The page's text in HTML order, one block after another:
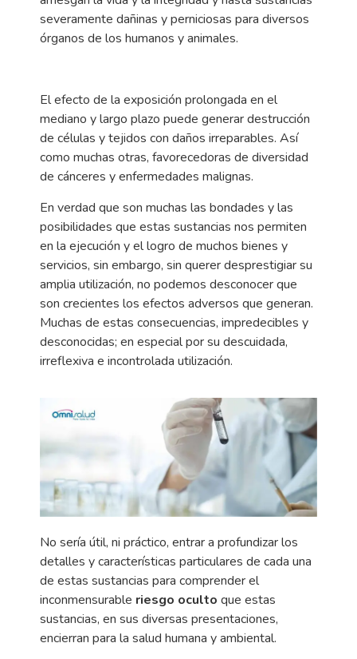
severamente dañinas y perniciosas para diversos
órganos de los humanos y animales.
El efecto de la exposición prolongada en el
mediano y largo plazo puede generar destrucción
de células y tejidos con daños irreparables. Así
como muchas otras, favorecedoras de diversidad
de cánceres y enfermedades malignas.
En verdad que son muchas las bondades y las
posibilidades que estas sustancias nos permiten
en la ejecución y el logro de muchos bienes y
servicios, sin embargo, sin querer desprestigiar su
amplia utilización, no podemos desconocer que
son crecientes los efectos adversos que generan.
Muchas de estas consecuencias, impredecibles y
desconocidas; en especial por su descuidada,
irreflexiva e incontrolada utilización.
No sería útil, ni práctico, entrar a profundizar los
detalles y características particulares de cada una
de estas sustancias para comprender el
inconmensurable riesgo oculto que estas
sustancias, en sus diversas presentaciones,
encierran para la salud humana y ambiental.